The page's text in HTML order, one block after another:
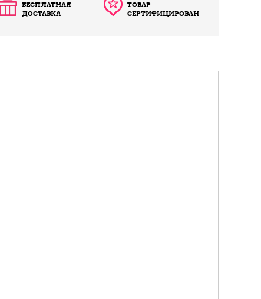
БЕСПЛАТНАЯ
ДОСТАВКА
ТОВАР
СЕРТИФИЦИРОВАН